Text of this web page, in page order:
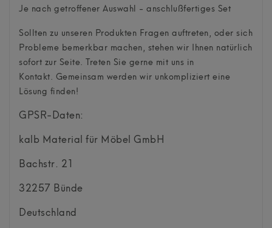
Je nach getroffener Auswahl - anschlußfertiges Set
Sollten zu unseren Produkten Fragen auftreten, oder sich
Probleme bemerkbar machen, stehen wir Ihnen natürlich
sofort zur Seite. Treten Sie gerne mit uns in
Kontakt. Gemeinsam werden wir unkompliziert eine
Lösung finden!
GPSR-Daten:
kalb Material für Möbel GmbH
Bachstr. 21
32257 Bünde
Deutschland